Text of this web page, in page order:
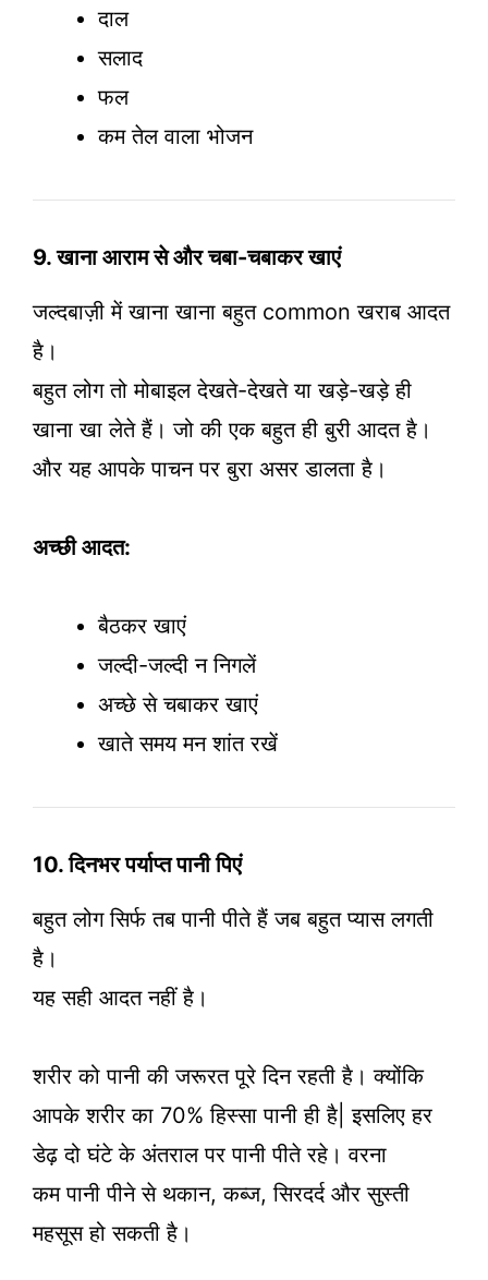
दाल
सलाद
फल
कम तेल वाला भोजन
9. खाना आराम से और चबा-चबाकर खाएं
जल्दबाज़ी में खाना खाना बहुत common खराब आदत
है।
बहुत लोग तो मोबाइल देखते-देखते या खड़े-खड़े ही
खाना खा लेते हैं। जो की एक बहुत ही बुरी आदत है।
और यह आपके पाचन पर बुरा असर डालता है।
अच्छी आदत:
बैठकर खाएं
जल्दी-जल्दी न निगलें
अच्छे से चबाकर खाएं
खाते समय मन शांत रखें
10. दिनभर पर्याप्त पानी पिएं
बहुत लोग सिर्फ तब पानी पीते हैं जब बहुत प्यास लगती
है।
यह सही आदत नहीं है।
शरीर को पानी की जरूरत पूरे दिन रहती है। क्योंकि
आपके शरीर का 70% हिस्सा पानी ही है| इसलिए हर
डेढ़ दो घंटे के अंतराल पर पानी पीते रहे। वरना
कम पानी पीने से थकान, कब्ज, सिरदर्द और सुस्ती
महसूस हो सकती है।